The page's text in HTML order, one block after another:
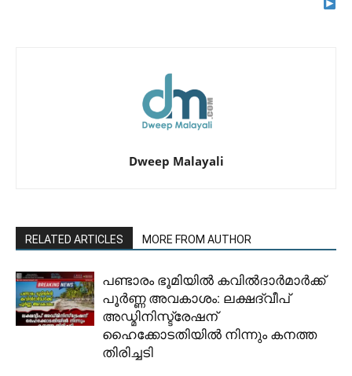
Dweep Malayali
RELATED ARTICLES MORE FROM AUTHOR
പണ്ടാരം ഭൂമിയിൽ കവിൽദാർമാർക്ക്
പൂർണ്ണ അവകാശം: ലക്ഷദ്വീപ്
അഡ്മിനിസ്ട്രേഷന്
ഹൈക്കോടതിയിൽ നിന്നും കനത്ത
തിരിച്ചടി